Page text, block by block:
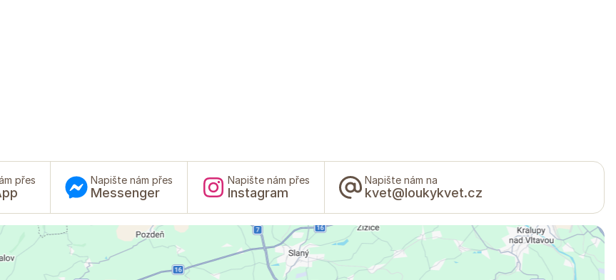
přes Napište nám přes
Messenger
Napište nám přes
Instagram
Napište nám na
kvet@loukykvet.cz